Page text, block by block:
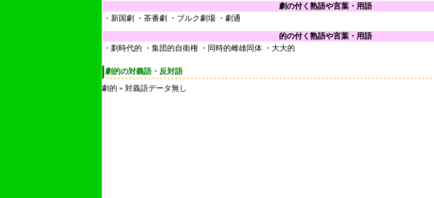
劇の付く熟語や言葉・用語
・新国劇 ・茶番劇 ・ブルク劇場 ・劇通
的の付く熟語や言葉・用語
・劃時代的 ・集団的自衛権 ・同時的雌雄同体 ・大大的
劇的の対義語・反対語
劇的 » 対義語データ無し